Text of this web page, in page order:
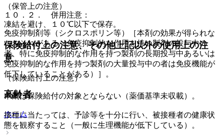
（保管上の注意）
凍結を避け、１０℃以下で保存。
保険給付上の注意、その他上記以外の使用上の注
意
（保険給付上の注意）
本剤は保険給付の対象とならない（薬価基準未収載）。
ホーム
１０．２． 併用注意：
免疫抑制剤等（シクロスポリン等）［本剤の効果が得られな
いおそれがある（免疫抑制的な作用を持つ製剤の投与中の
者、特に免疫抑制的な作用を持つ製剤の長期投与中あるいは
免疫抑制的な作用を持つ製剤の大量投与中の者は免疫機能が
低下していることがある）］。
高齢者
接種に当たっては、予診等を十分に行い、被接種者の健康状
態を観察すること（一般に生理機能が低下している）。